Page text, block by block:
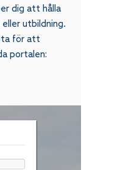
dig att hålla
utbildning.
för att
portalen: